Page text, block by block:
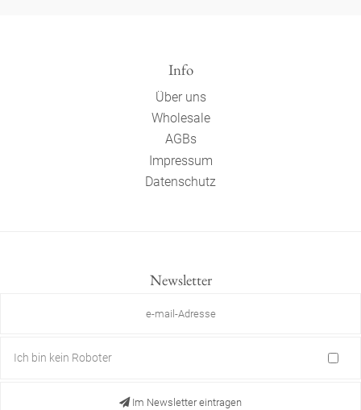
Info
Über uns
Wholesale
AGBs
Impressum
Datenschutz
Newsletter
Ich bin kein Roboter
Im Newsletter eintragen